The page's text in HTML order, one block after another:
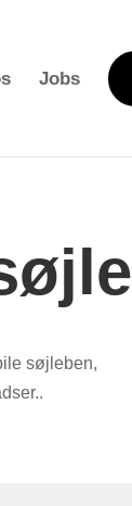
Jobs
søjleben,